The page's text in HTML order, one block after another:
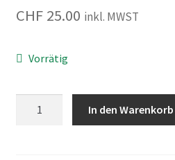
CHF25.00 inkl. MWST
Vorrätig
In den Warenkorb